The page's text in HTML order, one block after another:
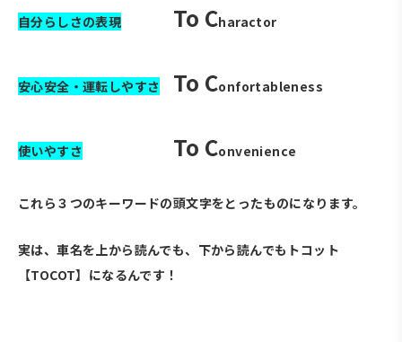
自分らしさの表現 To Charactor
安心安全・運転しやすさ To Confortableness
使いやすさ To Convenience
これら３つのキーワードの頭文字をとったものになります。
実は、車名を上から読んでも、下から読んでもトコット
【TOCOT】になるんです！